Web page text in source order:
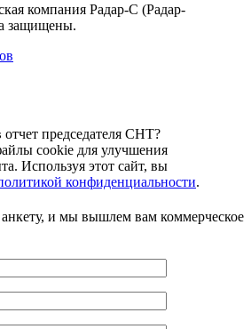
компания Радар-С (Радар-
защищены.
cookie для улучшения
Используя этот сайт, вы
конфиденциальности.
и мы вышлем вам коммерческое